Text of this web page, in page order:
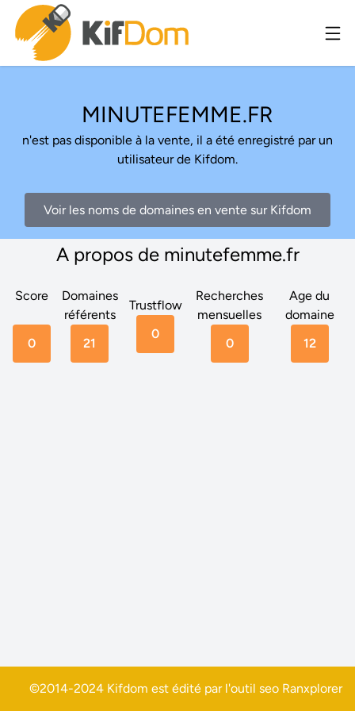
MINUTEFEMME.FR
n'est pas disponible à la vente, il a été enregistré par un
utilisateur de Kifdom.
Voir les noms de domaines en vente sur Kifdom
A propos de minutefemme.fr
Score
0
Domaines
référents
21
Trustflow
0
Recherches
mensuelles
0
Age du
domaine
12
©2014-2024 Kifdom est édité par l'outil seo Ranxplorer